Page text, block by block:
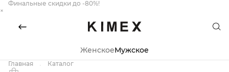
Финальные скидки до -80%!
×
ЖенскоеМужское
Главная
Каталог